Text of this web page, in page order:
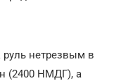
руль нетрезвым в
(2400 НМДГ), а